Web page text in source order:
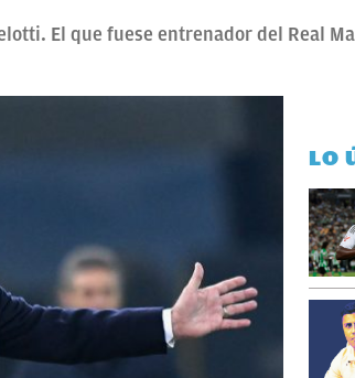
El que fuese entrenador del Real
LO